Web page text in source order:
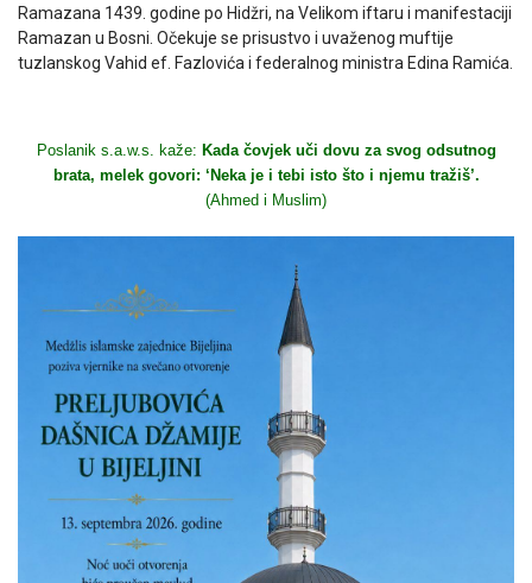
Ramazana 1439. godine po Hidžri, na Velikom iftaru i manifestaciji
Ramazan u Bosni. Očekuje se prisustvo i uvaženog muftije
tuzlanskog Vahid ef. Fazlovića i federalnog ministra Edina Ramića.
Poslanik s.a.w.s. kaže: Kada čovjek uči dovu za svog odsutnog
brata, melek govori: ‘Neka je i tebi isto što i njemu tražiš’.
(Ahmed i Muslim)